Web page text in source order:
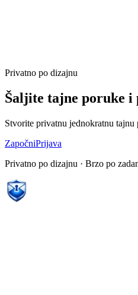
Privatno po dizajnu
Šaljite tajne poruke i
Stvorite privatnu jednokratnu tajnu
ZapočniPrijava
Privatno po dizajnu · Brzo po